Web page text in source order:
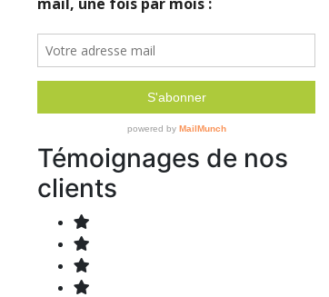
Témoignages de nos
clients